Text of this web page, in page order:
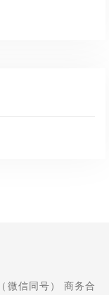
微信同号） 商务合